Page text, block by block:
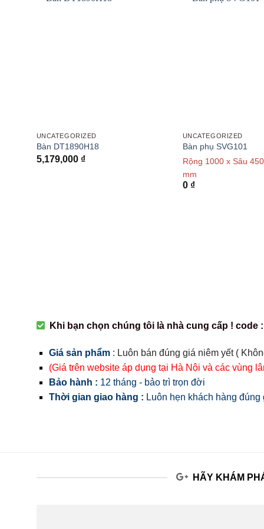
UNCATEGORIZED
Bàn DT1890H18
5,179,000 ₫
UNCATEGORIZED
Bàn phụ SVG101
Rộng 1000 x Sâu
mm
0 ₫
Khi bạn chọn chúng tôi là nhà cung cấp ! code
Giá sản phẩm: Luôn bán đúng giá niêm yết (
(Giá trên website áp dụng tại Hà Nội và các vùng
Bảo hành : 12 tháng - bảo trì trọn đời
Thời gian giao hàng : Luôn hẹn khách hàng
HÃY KHÁM